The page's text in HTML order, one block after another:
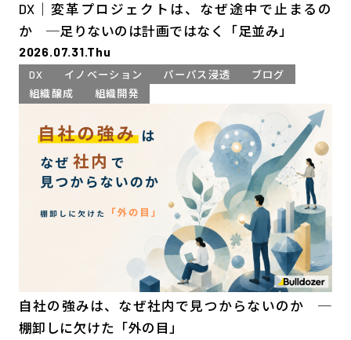
DX｜変革プロジェクトは、なぜ途中で止まるの
か ─足りないのは計画ではなく「足並み」
2026.07.31.Thu
DX イノベーション パーパス浸透
ブログ
組織醸成
組織開発
自社の強みは、なぜ社内で見つからないのか ─
棚卸しに欠けた「外の目」